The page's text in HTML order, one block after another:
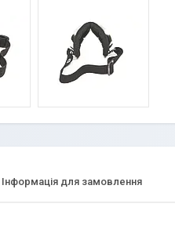
Інформація для замовлення